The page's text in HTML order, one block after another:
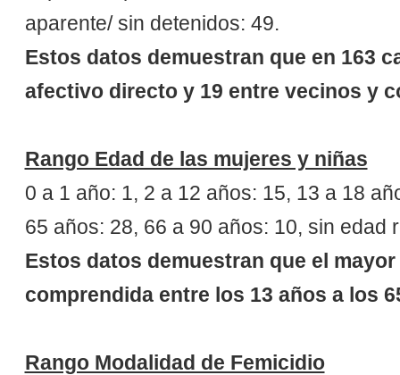
aparente/ sin detenidos: 49.
Estos datos demuestran que en 163
afectivo directo y 19 entre vecinos y
Rango Edad de las mujeres y niñas
0 a 1 año: 1, 2 a 12 años: 15, 13 a 18
65 años: 28, 66 a 90 años: 10, sin edad
Estos datos demuestran que el
comprendida entre los 13 años a los
Rango Modalidad de Femicidio